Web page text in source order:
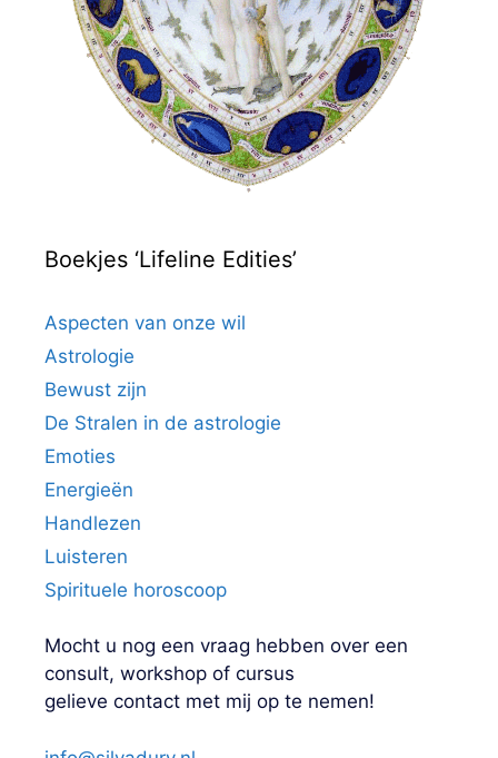
Boekjes ‘Lifeline Edities’
Aspecten van onze wil
Astrologie
Bewust zijn
De Stralen in de astrologie
Emoties
Energieën
Handlezen
Luisteren
Spirituele horoscoop
Mocht u nog een vraag hebben over een
consult, workshop of cursus
gelieve contact met mij op te nemen!